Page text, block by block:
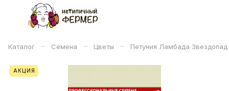
Каталог – Семена – Цветы – Петуния Ламбада
АКЦИЯ